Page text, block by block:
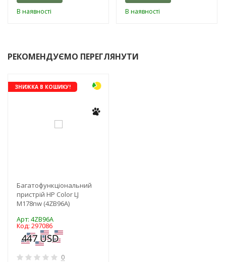
В наявності В наявності
РЕКОМЕНДУЄМО ПЕРЕГЛЯНУТИ
ЗНИЖКА В КОШИКУ!
Багатофункціональний
пристрій HP Color LJ
M178nw (4ZB96A)
Арт: 4ZB96A
Код: 297086
0